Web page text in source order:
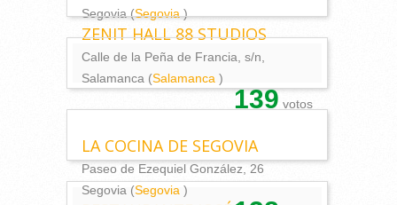
Segovia (Segovia )
ZENIT HALL 88 STUDIOS
Calle de la Peña de Francia, s/n,
Salamanca (Salamanca )
139 votos
LA COCINA DE SEGOVIA
Paseo de Ezequiel González, 26
Segovia (Segovia )